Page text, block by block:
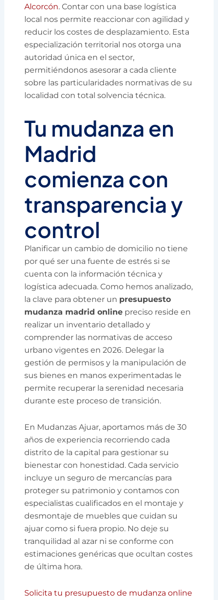
Alcorcón. Contar con una base logística
local nos permite reaccionar con agilidad y
reducir los costes de desplazamiento. Esta
especialización territorial nos otorga una
autoridad única en el sector,
permitiéndonos asesorar a cada cliente
sobre las particularidades normativas de su
localidad con total solvencia técnica.
Tu mudanza en
Madrid
comienza con
transparencia y
control
Planificar un cambio de domicilio no tiene
por qué ser una fuente de estrés si se
cuenta con la información técnica y
logística adecuada. Como hemos analizado,
la clave para obtener un presupuesto
mudanza madrid online preciso reside en
realizar un inventario detallado y
comprender las normativas de acceso
urbano vigentes en 2026. Delegar la
gestión de permisos y la manipulación de
sus bienes en manos experimentadas le
permite recuperar la serenidad necesaria
durante este proceso de transición.
En Mudanzas Ajuar, aportamos más de 30
años de experiencia recorriendo cada
distrito de la capital para gestionar su
bienestar con honestidad. Cada servicio
incluye un seguro de mercancías para
proteger su patrimonio y contamos con
especialistas cualificados en el montaje y
desmontaje de muebles que cuidan su
ajuar como si fuera propio. No deje su
tranquilidad al azar ni se conforme con
estimaciones genéricas que ocultan costes
de última hora.
Solicita tu presupuesto de mudanza online